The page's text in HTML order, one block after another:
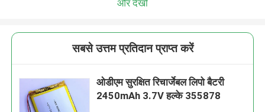
और देखो
सबसे उत्तम प्रतिदान प्राप्त करें
ओडीएम सुरक्षित रिचार्जेबल लिपो बैटरी
2450mAh 3.7V हल्के 355878